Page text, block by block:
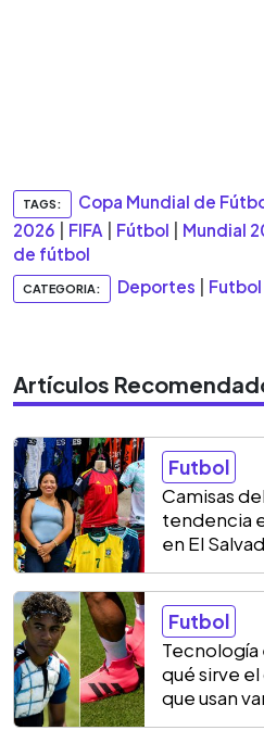
TAGS:
Copa Mundial de
2026
FIFA Fútbol Mundial
de fútbol
CATEGORIA: Deportes Futbol
Artículos
Futbol
Camisas
tendencia
en El
Futbol
Tecnología
qué sirve
que usan